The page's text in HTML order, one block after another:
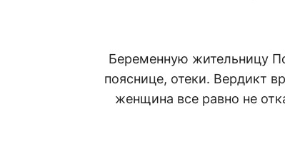
Беременную жительницу
пояснице, отеки. Вердикт
женщина все равно не